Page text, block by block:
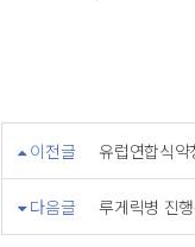
이전글 유럽연합식약
다음글 루게릭병 진